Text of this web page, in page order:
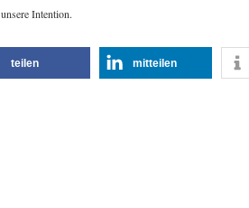
Intention.
teilen mitteilen